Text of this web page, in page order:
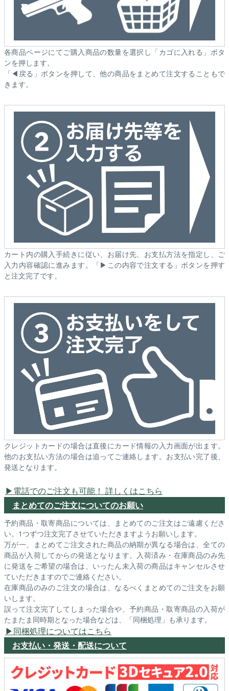
各商品ページにてご購入商品の数量を選択し「カゴに入れる」ボタ
ンを押します。
「◀戻る」ボタンを押して、他の商品をまとめて注文することもで
きます。
カート内の購入手続きに従い、お届け先、お支払方法を指定し、ご
入力内容確認に進みます。「▶この内容で注文する」ボタンを押す
と注文完了です。
クレジットカードの場合は直後にカード情報の入力画面が出ます。
他のお支払い方法の場合は追ってご連絡します。お支払い完了後、
発送となります。
電話でのご注文も可能！ 詳しくはこちら
まとめてのご注文についてのお願い
予約商品・取寄商品については、まとめてのご注文はご遠慮くださ
い。1つずつ注文完了させていただきますようお願いします。
万が一、まとめてご注文された商品の納期が異なる場合は、全ての
商品が入荷してからの発送となります。入荷済み・在庫商品のみ先
に発送をご希望の場合は、いったん未入荷の商品はキャンセルさせ
ていただきますのでご連絡ください。
在庫商品のみのご注文の場合は、なるべくまとめてのご注文をお願
いします。
誤って注文完了してしまった場合や、予約商品・取寄商品の入荷が
たまたま同時期となった場合などは、「同梱処理」も承ります。
同梱処理についてはこちら
お支払い・発送・配送について